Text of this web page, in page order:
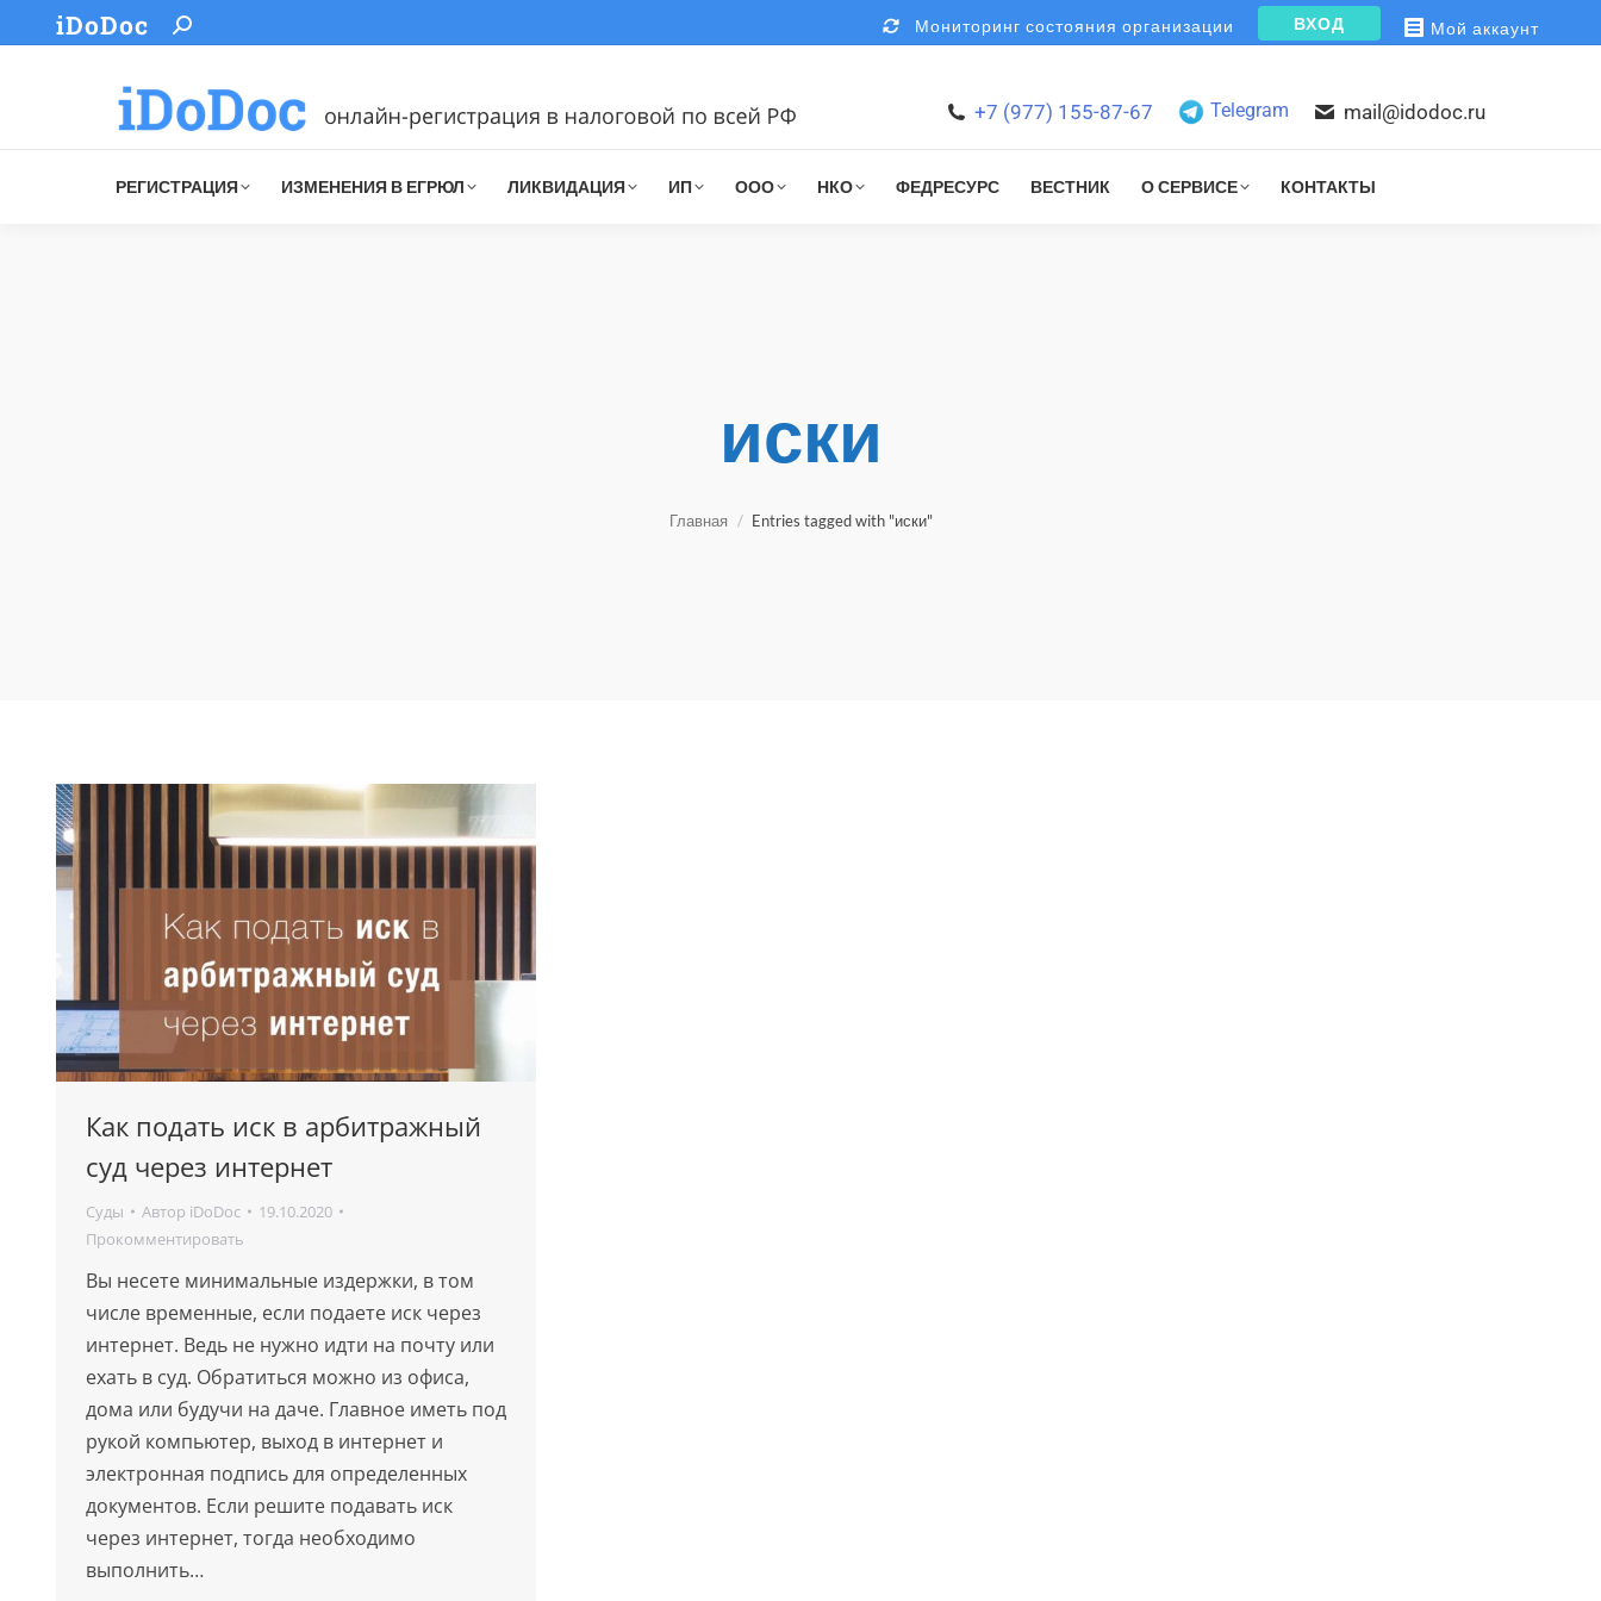
iDoDoc Search: Мониторинг состояния организации ВХОД Мой аккаунт
+7 (977) 155-87-67 Telegram mail@idodoc.ru
РЕГИСТРАЦИЯ ИЗМЕНЕНИЯ В ЕГРЮЛ ЛИКВИДАЦИЯ ИП ООО НКО ФЕДРЕСУРС ВЕСТНИК О СЕРВИСЕ КОНТАКТЫ
иски
Главная Entries tagged with "иски"
Как подать иск в арбитражный
суд через интернет
Суды Автор iDoDoc
19.10.2020
Прокомментировать
Вы несете минимальные издержки, в том
числе временные, если подаете иск через
интернет. Ведь не нужно идти на почту или
ехать в суд. Обратиться можно из офиса,
дома или будучи на даче. Главное иметь под
рукой компьютер, выход в интернет и
электронная подпись для определенных
документов. Если решите подавать иск
через интернет, тогда необходимо
выполнить…